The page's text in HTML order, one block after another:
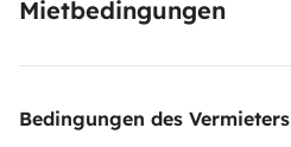
Mietbedingungen
Bedingungen des Vermieters